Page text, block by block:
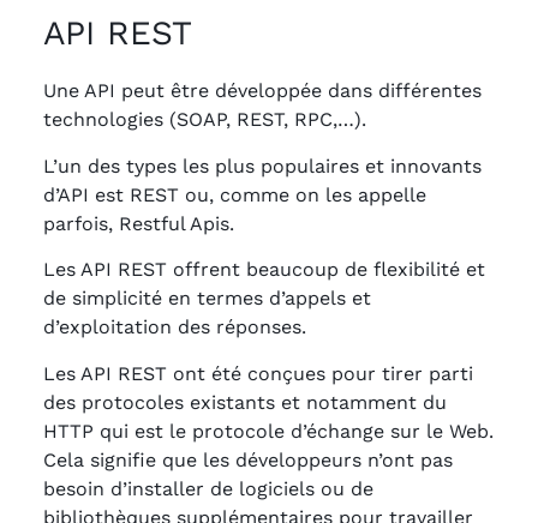
API REST
Une API peut être développée dans différentes
technologies (SOAP, REST, RPC,…).
L’un des types les plus populaires et innovants
d’API est REST ou, comme on les appelle
parfois, Restful Apis.
Les API REST offrent beaucoup de flexibilité et
de simplicité en termes d’appels et
d’exploitation des réponses.
Les API REST ont été conçues pour tirer parti
des protocoles existants et notamment du
HTTP qui est le protocole d’échange sur le Web.
Cela signifie que les développeurs n’ont pas
besoin d’installer de logiciels ou de
bibliothèques supplémentaires pour travailler